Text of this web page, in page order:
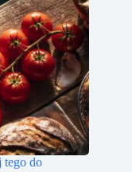
tego do